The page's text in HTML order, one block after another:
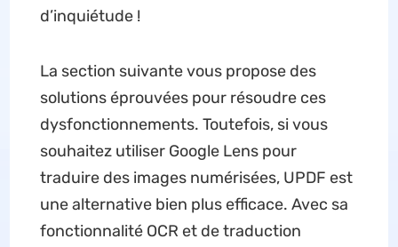
d’inquiétude !
La section suivante vous propose des
solutions éprouvées pour résoudre ces
dysfonctionnements. Toutefois, si vous
souhaitez utiliser Google Lens pour
traduire des images numérisées, UPDF est
une alternative bien plus efficace. Avec sa
fonctionnalité OCR et de traduction